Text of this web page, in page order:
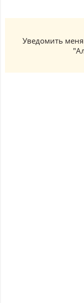
Уведомить